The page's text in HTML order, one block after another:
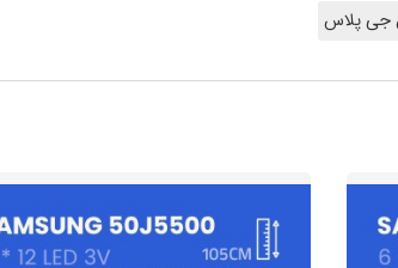
جی پلاس